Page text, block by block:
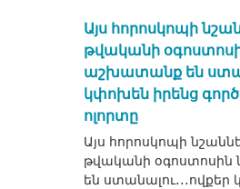
Այս հորոսկոպի
թվականի
աշխատանք են
կփոխեն իրենց
ոլորտը
Այս հորոսկոպի
թվականի
են